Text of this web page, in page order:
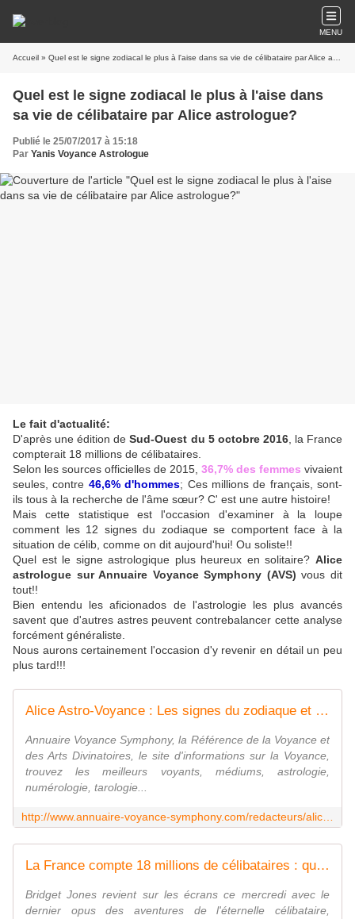
MENU
Accueil » Quel est le signe zodiacal le plus à l'aise dans sa vie de célibataire par Alice astrologue?
Quel est le signe zodiacal le plus à l'aise dans
sa vie de célibataire par Alice astrologue?
Publié le 25/07/2017 à 15:18
Par Yanis Voyance Astrologue
Le fait d'actualité:
D'après une édition deSud-Ouest du 5 octobre 2016, la France
compterait 18 millions de célibataires.
Selon les sources officielles de 2015, 36,7% des femmes vivaient
seules, contre 46,6% d'hommes; Ces millions de français, sont-
ils tous à la recherche de l'âme sœur? C' est une autre histoire!
Mais cette statistique est l'occasion d'examiner à la loupe
comment les 12 signes du zodiaque se comportent face à la
situation de célib, comme on dit aujourd'hui! Ou soliste!!
Quel est le signe astrologique plus heureux en solitaire? Alice
astrologue sur Annuaire Voyance Symphony (AVS)vous dit
tout!!
Bien entendu les aficionados de l'astrologie les plus avancés
savent que d'autres astres peuvent contrebalancer cette analyse
forcément généraliste.
Nous aurons certainement l'occasion d'y revenir en détail un peu
plus tard!!!
Alice Astro-Voyance : Les signes du zodiaque et le célibat
Annuaire Voyance Symphony, la Référence de la Voyance et
des Arts Divinatoires, le site d'informations sur la Voyance,
trouvez les meilleurs voyants, médiums, astrologie,
numérologie, tarologie...
La France compte 18 millions de célibataires : qui sont-ils ?
Bridget Jones revient sur les écrans ce mercredi avec le
dernier opus des aventures de l'éternelle célibataire,